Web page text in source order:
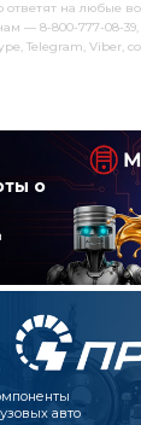
на любые
— 8-800-777-08-39,
Telegram, Viber,
о
авто